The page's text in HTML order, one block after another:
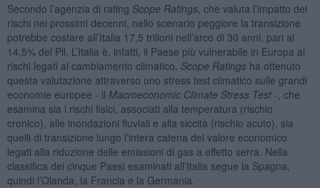
Secondo l’agenzia di rating Scope Ratings, che valuta l’impatto dei
rischi nei prossimi decenni, nello scenario peggiore la transizione
potrebbe costare all’Italia 17,5 trilioni nell’arco di 30 anni, pari al
14,5% del Pil. L’Italia è, infatti, il Paese più vulnerabile in Europa ai
rischi legati al cambiamento climatico. Scope Ratingsha ottenuto
questa valutazione attraverso uno stress test climatico sulle grandi
economie europee - il Macroeconomic Climate Stress Test-, che
esamina sia i rischi fisici, associati alla temperatura (rischio
cronico), alle inondazioni fluviali e alla siccità (rischio acuto), sia
quelli di transizione lungo l’intera catena del valore economico
legati alla riduzione delle emissioni di gas a effetto serra. Nella
classifica dei cinque Paesi esaminati all’Italia segue la Spagna,
quindi l’Olanda, la Francia e la Germania.